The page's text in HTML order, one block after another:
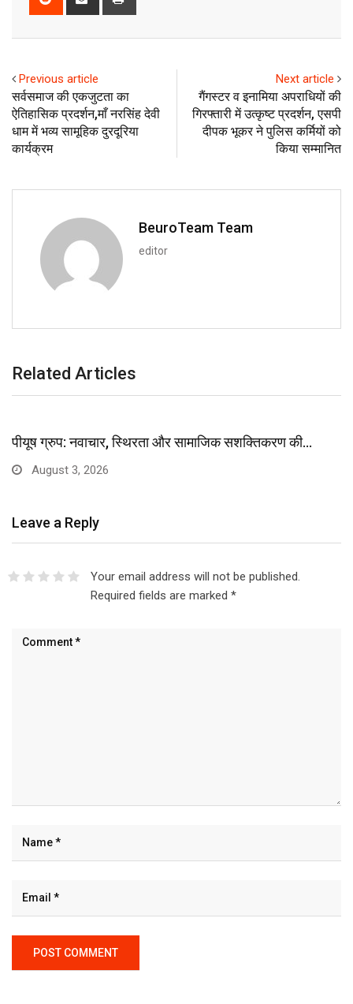
Previous article
सर्वसमाज की एकजुटता का
ऐतिहासिक प्रदर्शन,माँ नरसिंह देवी
धाम में भव्य सामूहिक दुरदूरिया
कार्यक्रम
Next article
गैंगस्टर व इनामिया अपराधियों की
गिरफ्तारी में उत्कृष्ट प्रदर्शन, एसपी
दीपक भूकर ने पुलिस कर्मियों को
किया सम्मानित
BeuroTeam Team
editor
Related Articles
पीयूष ग्रुप: नवाचार, स्थिरता और सामाजिक सशक्तिकरण की…
August 3, 2026
Leave a Reply
Your email address will not be published.
Required fields are marked *